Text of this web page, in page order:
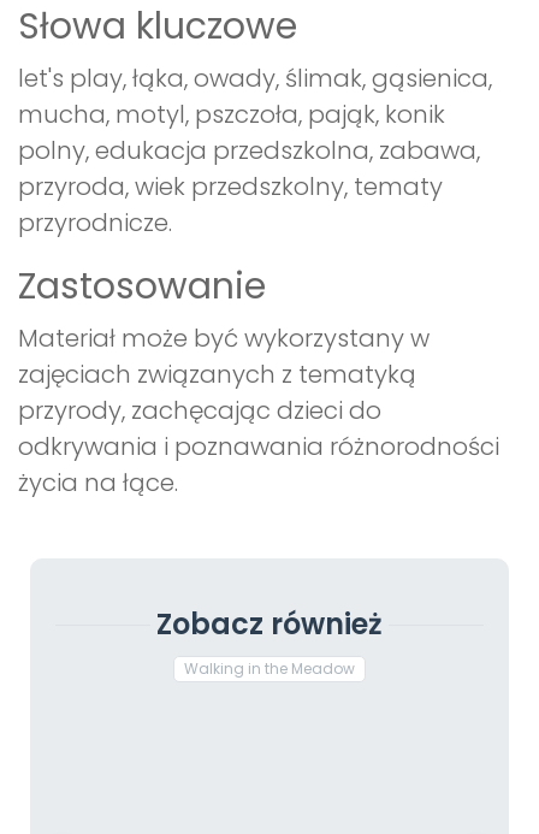
Słowa kluczowe
let's play, łąka, owady, ślimak, gąsienica,
mucha, motyl, pszczoła, pająk, konik
polny, edukacja przedszkolna, zabawa,
przyroda, wiek przedszkolny, tematy
przyrodnicze.
Zastosowanie
Materiał może być wykorzystany w
zajęciach związanych z tematyką
przyrody, zachęcając dzieci do
odkrywania i poznawania różnorodności
życia na łące.
Zobacz również
Walking in the Meadow